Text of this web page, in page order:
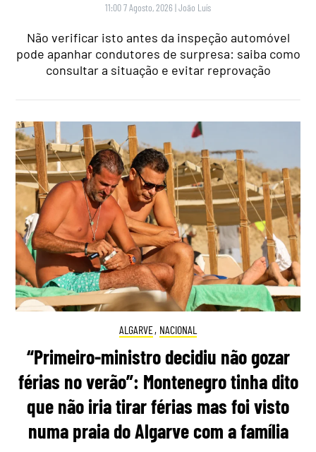
11:00 7 Agosto, 2026 |João Luís
Não verificar isto antes da inspeção automóvel
pode apanhar condutores de surpresa: saiba como
consultar a situação e evitar reprovação
ALGARVE, NACIONAL
“Primeiro-ministro decidiu não gozar
férias no verão”: Montenegro tinha dito
que não iria tirar férias mas foi visto
numa praia do Algarve com a família